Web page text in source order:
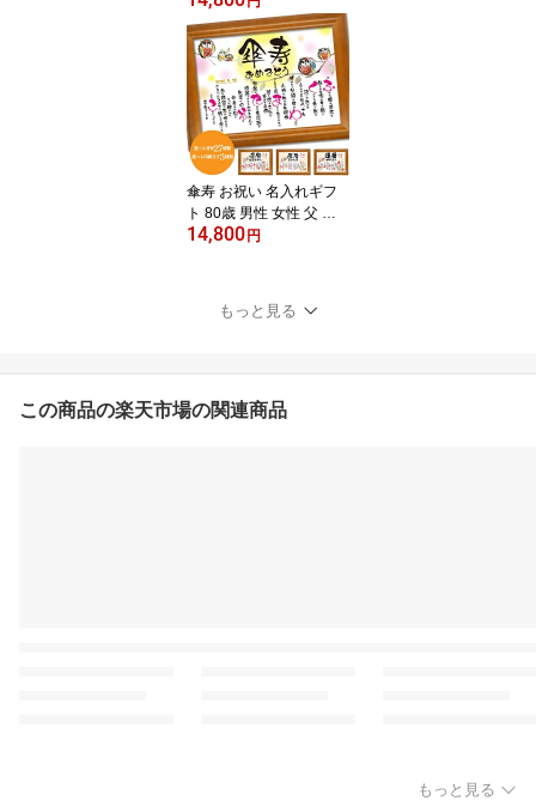
贈り物 祝いの言葉入り
傘寿 お祝い 名入れギフ
ト 80歳 男性 女性 父 母
祖父 祖母に最適 オリジ
14,800 円
もっと見る
この商品の楽天市場の関連商品
もっと見る